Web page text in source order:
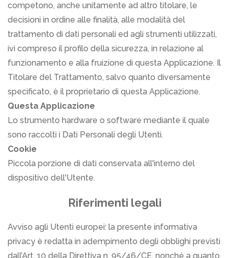
competono, anche unitamente ad altro titolare, le
decisioni in ordine alle finalità, alle modalità del
trattamento di dati personali ed agli strumenti utilizzati,
ivi compreso il profilo della sicurezza, in relazione al
funzionamento e alla fruizione di questa Applicazione. Il
Titolare del Trattamento, salvo quanto diversamente
specificato, è il proprietario di questa Applicazione.
Questa Applicazione
Lo strumento hardware o software mediante il quale
sono raccolti i Dati Personali degli Utenti.
Cookie
Piccola porzione di dati conservata all'interno del
dispositivo dell'Utente.
Riferimenti legali
Avviso agli Utenti europei: la presente informativa
privacy è redatta in adempimento degli obblighi previsti
dall’Art. 10 della Direttiva n. 95/46/CE, nonché a quanto